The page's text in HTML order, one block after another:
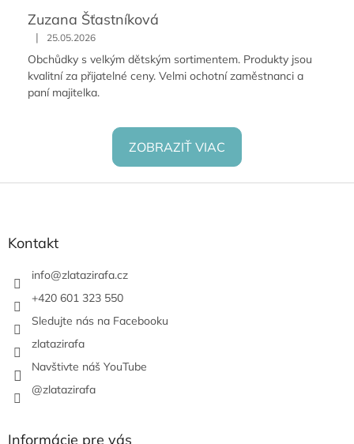
Zuzana Šťastníková
| 25.05.2026
Obchůdky s velkým dětským sortimentem. Produkty jsou
kvalitní za přijatelné ceny. Velmi ochotní zaměstnanci a
paní majitelka.
ZOBRAZIŤ VIAC
Z
Kontakt
info@zlatazirafa.cz
+420 601 323 550
Sledujte nás na Facebooku
zlatazirafa
Navštivte náš YouTube
@zlatazirafa
Informácie pre vás